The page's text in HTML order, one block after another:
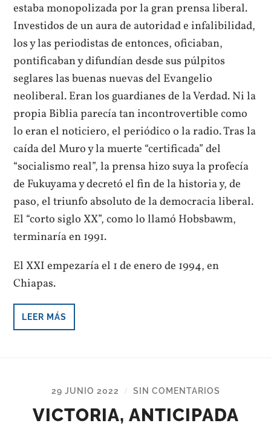
estaba monopolizada por la gran prensa liberal.
Investidos de un aura de autoridad e infalibilidad,
los y las periodistas de entonces, oficiaban,
pontificaban y difundían desde sus púlpitos
seglares las buenas nuevas del Evangelio
neoliberal. Eran los guardianes de la Verdad. Ni la
propia Biblia parecía tan incontrovertible como
lo eran el noticiero, el periódico o la radio. Tras la
caída del Muro y la muerte “certificada” del
“socialismo real”, la prensa hizo suya la profecía
de Fukuyama y decretó el fin de la historia y, de
paso, el triunfo absoluto de la democracia liberal.
El “corto siglo XX”, como lo llamó Hobsbawm,
terminaría en 1991.
El XXI empezaría el 1 de enero de 1994, en
Chiapas.
LEER MÁS
29 JUNIO 2022 / SIN COMENTARIOS
VICTORIA, ANTICIPADA